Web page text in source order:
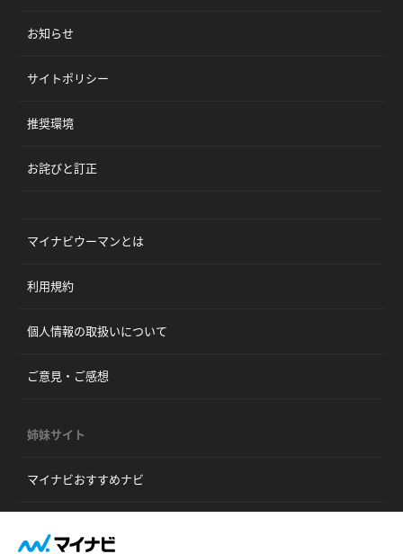
お知らせ
サイトポリシー
推奨環境
お詫びと訂正
マイナビウーマンとは
利用規約
個人情報の取扱いについて
ご意見・ご感想
姉妹サイト
マイナビおすすめナビ